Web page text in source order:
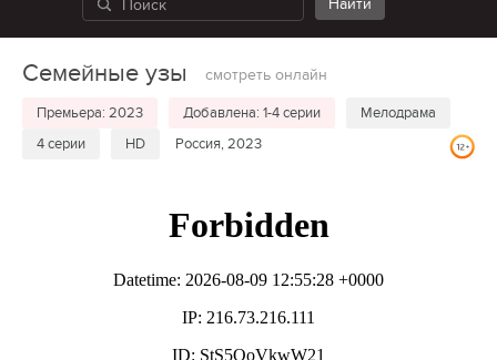
Семейные узы смотреть онлайн
Премьера: 2023 Добавлена: 1-4 серии
Мелодрама
4 серии
HD Россия, 2023